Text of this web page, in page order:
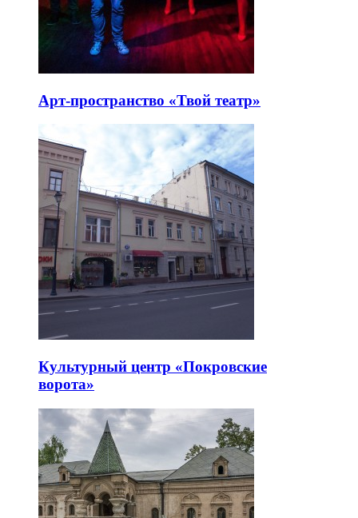
Арт-пространство «Твой театр»
Культурный центр «Покровские
ворота»